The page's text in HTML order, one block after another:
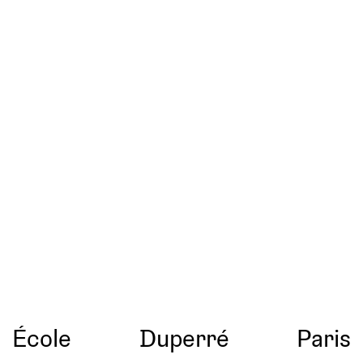
École Duperré Paris